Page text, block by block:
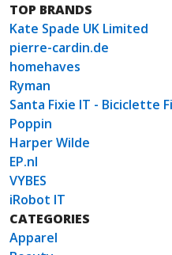
TOP BRANDS
Kate Spade UK Limited
pierre-cardin.de
homehaves
Ryman
Santa Fixie IT - Biciclette
Poppin
Harper Wilde
EP.nl
VYBES
iRobot IT
CATEGORIES
Apparel